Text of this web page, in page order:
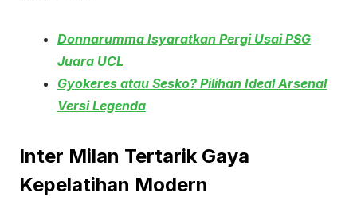
Donnarumma Isyaratkan Pergi Usai PSG
Juara UCL
Gyokeres atau Sesko? Pilihan Ideal Arsenal
Versi Legenda
Inter Milan Tertarik Gaya
Kepelatihan Modern